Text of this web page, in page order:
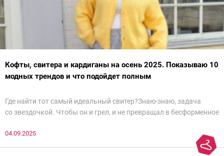
Кофты, свитера и кардиганы на осень 2025. Показываю 10
модных трендов и что подойдет полным
Где найти тот самый идеальный свитер?Знаю-знаю, задача
со звездочкой. Чтобы он и грел, и не превращал в бесформенное
паники.
04.09.2025